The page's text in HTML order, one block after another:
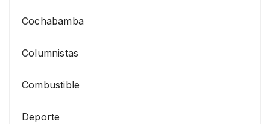
Cochabamba
Columnistas
Combustible
Deporte